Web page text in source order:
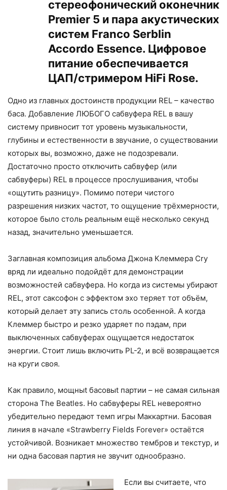
стереофонический оконечник
Premier 5 и пара акустических
систем Franco Serblin
Accordo Essence. Цифровое
питание обеспечивается
ЦАП/стримером HiFi Rose.
Одно из главных достоинств продукции REL – качество
баса. Добавление ЛЮБОГО сабвуфера REL в вашу
систему привносит тот уровень музыкальности,
глубины и естественности в звучание, о существовании
которых вы, возможно, даже не подозревали.
Достаточно просто отключить сабвуфер (или
сабвуферы) REL в процессе прослушивания, чтобы
«ощутить разницу». Помимо потери чистого
разрешения низких частот, то ощущение трёхмерности,
которое было столь реальным ещё несколько секунд
назад, значительно уменьшается.
Заглавная композиция альбома Джона Клеммера Cry
вряд ли идеально подойдёт для демонстрации
возможностей сабвуфера. Но когда из системы убирают
REL, этот саксофон с эффектом эхо теряет тот объём,
который делает эту запись столь особенной. А когда
Клеммер быстро и резко ударяет по пэдам, при
выключенных сабвуферах ощущается недостаток
энергии. Стоит лишь включить PL-2, и всё возвращается
на круги своя.
Как правило, мощныt басовыt партии – не самая сильная
сторона The Beatles. Но сабвуферы REL невероятно
убедительно передают темп игры Маккартни. Басовая
линия в начале «Strawberry Fields Forever» остаётся
устойчивой. Возникает множество тембров и текстур, и
ни одна басовая партия не звучит однообразно.
Если вы считаете, что